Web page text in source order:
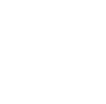
Pakkens'in yüksek
tasarımı ve hassas
güvenilir sıcaklık takibi
Uni-T UT 300S